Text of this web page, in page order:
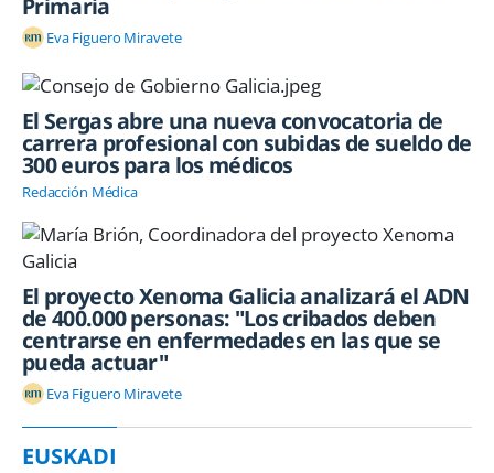
Eva Figuero Miravete
El Sergas abre una nueva convocatoria de
carrera profesional con subidas de sueldo de
300 euros para los médicos
Redacción Médica
El proyecto Xenoma Galicia analizará el ADN
de 400.000 personas: "Los cribados deben
centrarse en enfermedades en las que se
pueda actuar"
Eva Figuero Miravete
EUSKADI